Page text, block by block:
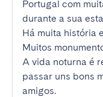
Portugal com
durante a sua
Há muita história
Muitos
A vida noturna é
passar uns bons
amigos.